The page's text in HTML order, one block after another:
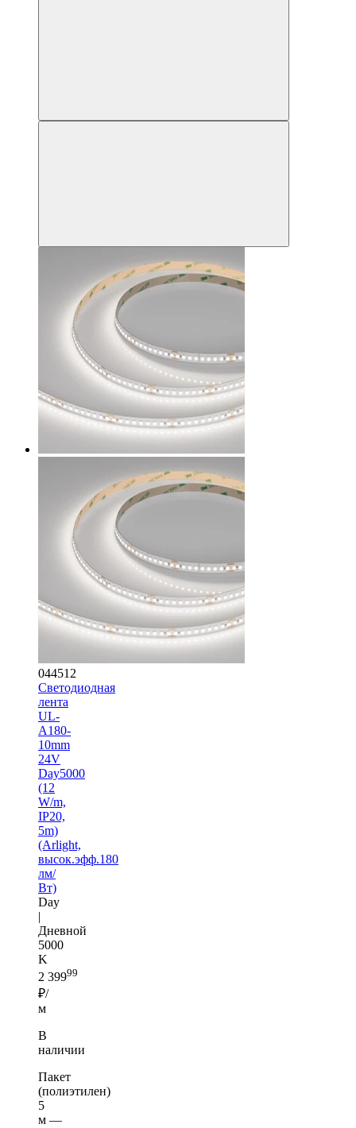
044512
Светодиодная
лента
UL-
A180-
10mm
24V
Day5000
(12
W/m,
IP20,
5m)
(Arlight,
высок.эфф.180
лм/
Вт)
Day
|
Дневной
5000
K
2 39999
₽/
м
В
наличии
Пакет
(полиэтилен)
5
м —